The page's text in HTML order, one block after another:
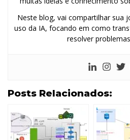
Neste blog, vai compartilhar sua
uso da IA, focando em como
resolver
Posts Relacionados: